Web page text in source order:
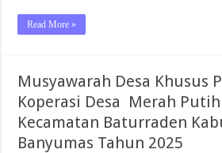
Read More »
Musyawarah Desa Khusus
Koperasi Desa Merah
Kecamatan Baturraden
Banyumas Tahun 2025